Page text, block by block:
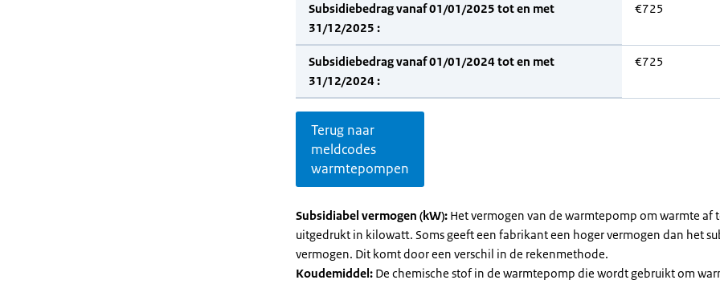
Subsidiebedrag vanaf 01/01/2025 tot en met
31/12/2025 :
€725
Subsidiebedrag vanaf 01/01/2024 tot en met
31/12/2024 :
€725
Terug naar
meldcodes
warmtepompen
Subsidiabel vermogen (kW): Het vermogen van de warmtepomp om warmte af
uitgedrukt in kilowatt. Soms geeft een fabrikant een hoger vermogen dan het
vermogen. Dit komt door een verschil in de rekenmethode.
Koudemiddel: De chemische stof in de warmtepomp die wordt gebruikt om